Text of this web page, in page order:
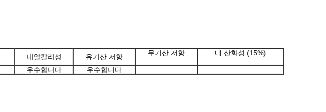
내알칼리성 유기산 저항 무기산 저항 내 산화성 (15%)
우수합니다 우수합니다